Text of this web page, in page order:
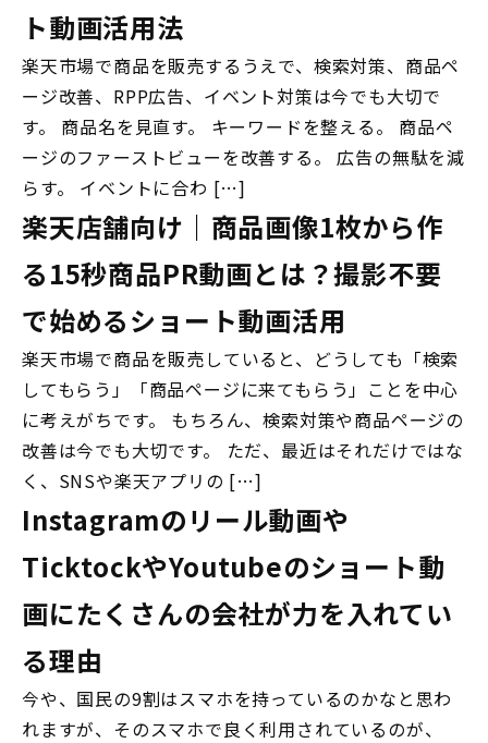
ト動画活用法
楽天市場で商品を販売するうえで、検索対策、商品ペ
ージ改善、RPP広告、イベント対策は今でも大切で
す。 商品名を見直す。 キーワードを整える。 商品ペ
ージのファーストビューを改善する。 広告の無駄を減
らす。 イベントに合わ […]
楽天店舗向け｜商品画像1枚から作
る15秒商品PR動画とは？撮影不要
で始めるショート動画活用
楽天市場で商品を販売していると、どうしても「検索
してもらう」「商品ページに来てもらう」ことを中心
に考えがちです。 もちろん、検索対策や商品ページの
改善は今でも大切です。 ただ、最近はそれだけではな
く、SNSや楽天アプリの […]
Instagramのリール動画や
TicktockやYoutubeのショート動
画にたくさんの会社が力を入れてい
る理由
今や、国民の9割はスマホを持っているのかなと思わ
れますが、そのスマホで良く利用されているのが、